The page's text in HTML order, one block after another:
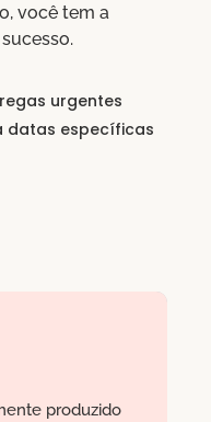
você tem a
urgentes
datas específicas
produzido